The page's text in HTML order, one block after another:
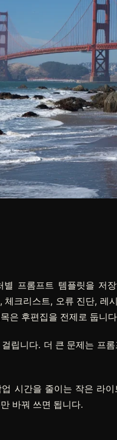
프롬프트 템플릿을 저
크리스트, 오류 진단, 레
은 후편집을 전제로 둡니
립니다. 더 큰 문제는 프
시간을 줄이는 작은 라
바꿔 쓰면 됩니다.